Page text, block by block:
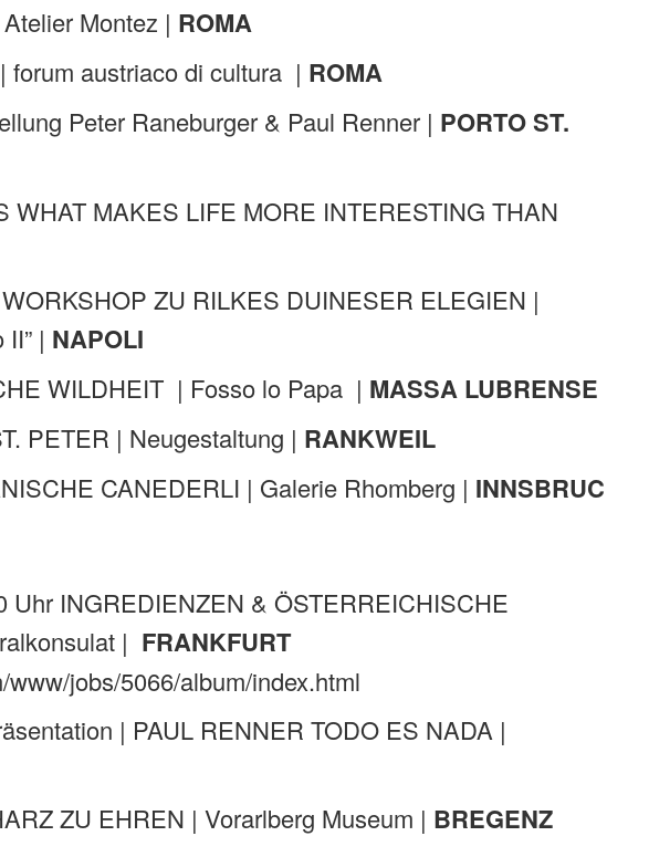
Montez | ROMA
austriaco di cultura | ROMA
Peter Raneburger & Paul Renner | PORTO ST.
WHAT MAKES LIFE MORE INTERESTING THAN
ZU RILKES DUINESER ELEGIEN |
| NAPOLI
WILDHEIT | Fosso lo Papa | MASSA LUBRENSE
PETER | Neugestaltung | RANKWEIL
CANEDERLI | Galerie Rhomberg | INNSBRUC
Uhr INGREDIENZEN & ÖSTERREICHISCHE
| FRANKFURT
jobs/5066/album/index.html
| PAUL RENNER TODO ES NADA |
ZU EHREN | Vorarlberg Museum | BREGENZ